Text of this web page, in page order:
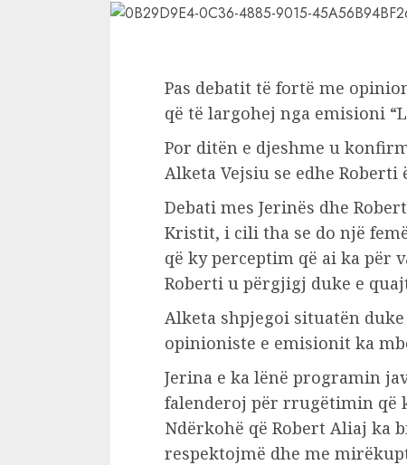
Pas debatit të fortë me
që të largohej nga emisioni
Por ditën e djeshme u
Alketa Vejsiu se edhe
Debati mes Jerinës dhe
Kristit, i cili tha se do një
që ky perceptim që ai ka për
Roberti u përgjigj duke e
Alketa shpjegoi situatën
opinioniste e emisionit ka
Jerina e ka lënë programin
falenderoj për rrugëtimin që
Ndërkohë që Robert Aliaj ka
respektojmë dhe me